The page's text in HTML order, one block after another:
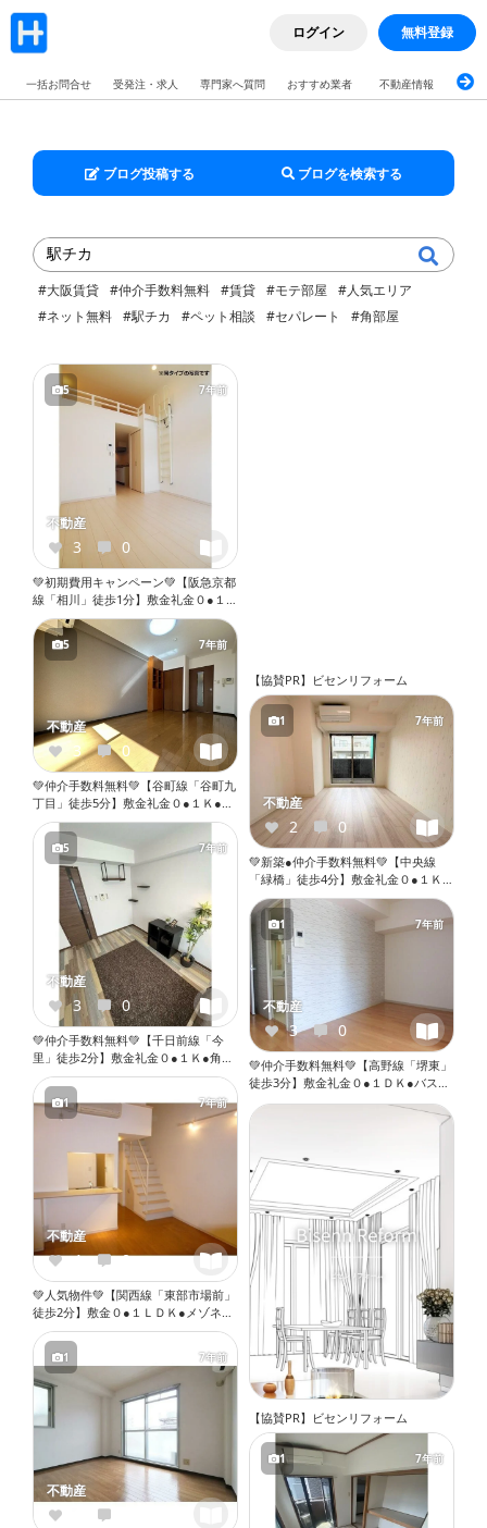
ログイン 無料登録
一括お問合せ 受発注・求人 専門家へ質問 おすすめ業者 不動産情報 ブログ
ブログ投稿する ブログを検索する
#大阪賃貸 #仲介手数料無料 #賃貸 #モテ部屋
#人気エリア
#ネット無料
#駅チカ #ペット相談 #セパレート #角部屋
5 7年前
3 0
💚初期費用キャンペーン💚【阪急京都
線「相川」徒歩1分】敷金礼金０●１
Ｋ●ロフト●角部屋●ネット無料●２口
ガスコンロ●バストイレ別●ウォシュ
レット●独立洗面台●室内洗濯機置き
場●プロパンガス『X116』
不動産
5 7年前
3 0
💚仲介手数料無料💚【谷町線「谷町九
丁目」徒歩5分】敷金礼金０●１Ｋ●バ
ストイレ別●独立洗面台●室内洗濯機
置き場●オートロック●エレベーター
『X109』
不動産
5 7年前
3 0
💚仲介手数料無料💚【千日前線「今
里」徒歩2分】敷金礼金０●１Ｋ●角部
屋●ペット相談●ネット無料●２口ガス
コンロ●バストイレ別●ウォシュレッ
ト●独立洗面台●室内洗濯機置き場●オ
ートロック●エレベーター『X099』
不動産
1 7年前
4 0
💚人気物件💚【関西線「東部市場前」
徒歩2分】敷金０●１ＬＤＫ●メゾネッ
ト●ネット無料●システムキッチン●バ
ストイレ別●独立洗面台●室内洗濯機
置き場●オートロック●エレベーター
『X078』
不動産
1 7年前
不動産
【協賛PR】ビセンリフォーム
1 7年前
2 0
💚新築●仲介手数料無料💚【中央線
「緑橋」徒歩4分】敷金礼金０●１Ｋ●
ネット無料●バストイレ別●ウォシュ
レット●独立洗面台●室内洗濯機置き
場●オートロック●エレベーター
『X068』
不動産
1 7年前
3 0
💚仲介手数料無料💚【高野線「堺東」
徒歩3分】敷金礼金０●１ＤＫ●バスト
イレ別●ウォシュレット●独立洗面台●
室内洗濯機置き場●オートロック●エ
不動産
【協賛PR】ビセンリフォーム
1 7年前